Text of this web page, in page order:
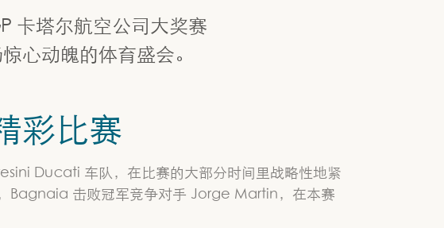
卡塔尔航空公司大奖赛
心动魄的体育盛会。
彩比赛
Ducati 车队，在比赛的大部分时间里战略性地紧
Bagnaia 击败冠军竞争对手 Jorge Martin，在本赛